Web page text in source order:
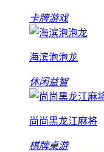
卡牌游戏
海滨泡泡龙
休闲益智
尚尚黑龙江麻将
棋牌桌游